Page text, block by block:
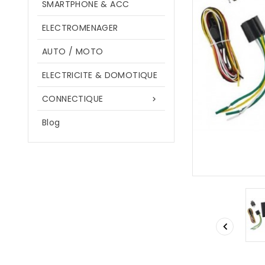
SMARTPHONE & ACC
ELECTROMENAGER
AUTO / MOTO
ELECTRICITE & DOMOTIQUE

CONNECTIQUE
Blog
